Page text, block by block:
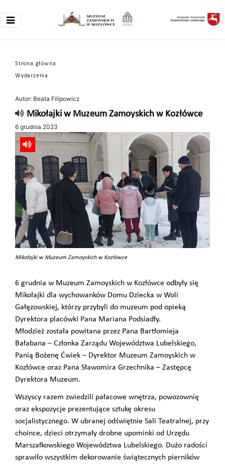
Strona główna
Wydarzenia
Autor: Beata Filipowicz
Mikołajki w Muzeum Zamoyskich w Kozłówce
6 grudnia 2023
Mikołajki w Muzeum Zamoyskich w Kozłówce
6 grudnia w Muzeum Zamoyskich w Kozłówce odbyły się
Mikołajki dla wychowanków Domu Dziecka w Woli
Gałęzowskiej, którzy przybyli do muzeum pod opieką
Dyrektora placówki Pana Mariana Podsiadły.
Młodzież została powitana przez Pana Bartłomieja
Bałabana – Członka Zarządu Województwa Lubelskiego,
Panią Bożenę Ćwiek – Dyrektor Muzeum Zamoyskich w
Kozłówce oraz Pana Sławomira Grzechnika – Zastępcę
Dyrektora Muzeum.
Wszyscy razem zwiedzili pałacowe wnętrza, powozownię
oraz ekspozycje prezentujące sztukę okresu
socjalistycznego. W ubranej odświętnie Sali Teatralnej, przy
choince, dzieci otrzymały drobne upominki od Urzędu
Marszałkowskiego Województwa Lubelskiego. Dużo radości
sprawiło wszystkim dekorowanie świątecznych pierników